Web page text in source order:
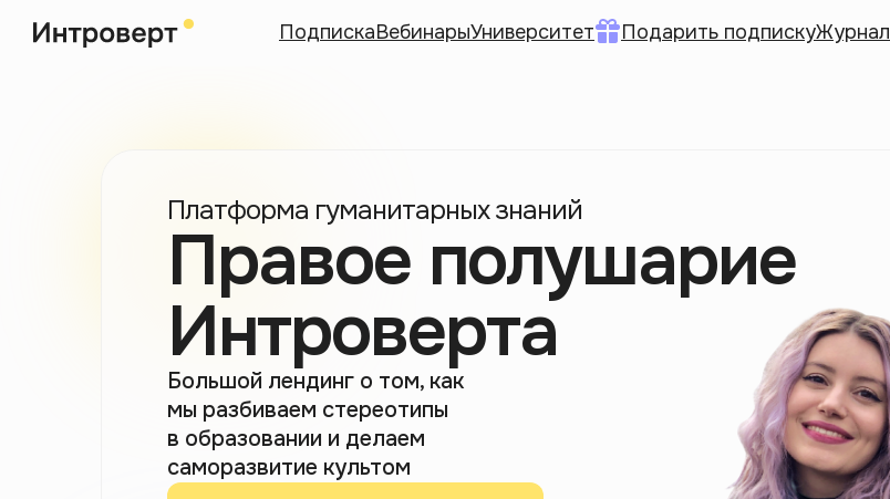
ПодпискаВебинарыУниверситет Подарить подпискуЖурнал
Платформа гуманитарных знаний
Правое полушарие
Интроверта
Большой лендинг о том, как
мы разбиваем стереотипы
в образовании и делаем
саморазвитие культом